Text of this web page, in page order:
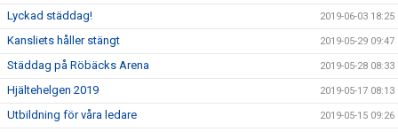
Lyckad städdag! 2019-06-03 18:25
Kansliets håller stängt 2019-05-29 09:47
Städdag på Röbäcks Arena 2019-05-28 08:33
Hjältehelgen 2019 2019-05-17 08:13
Utbildning för våra ledare 2019-05-15 09:26